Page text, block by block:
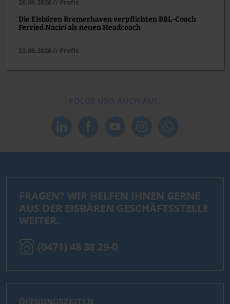
28.06.2026 // Profis
Die Eisbären Bremerhaven verpflichten BBL-Coach
Ferried Naciri als neuen Headcoach
23.06.2026 // Profis
FRAGEN? WIR HELFEN IHNEN GERNE
AUS DER EISBÄREN GESCHÄFTSSTELLE
WEITER.
(0471) 48 38 29-0
ÖFFNUNGSZEITEN